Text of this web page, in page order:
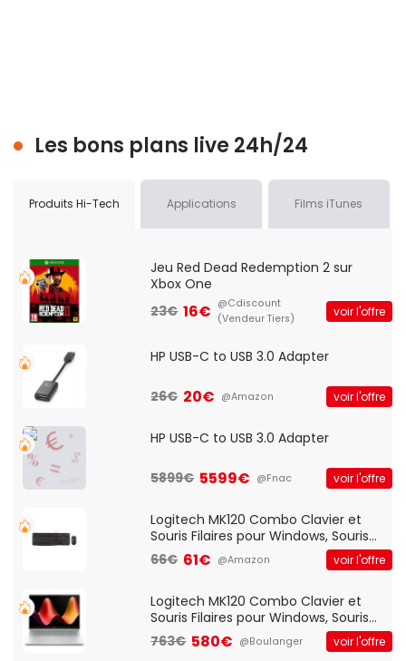
Les bons plans live 24h/24
Produits Hi-Tech Applications Films iTunes
Jeu Red Dead Redemption 2 sur
Xbox One
23€ 16€ @Cdiscount
(Vendeur Tiers)
voir l'offre
HP USB-C to USB 3.0 Adapter
26€ 20€ @Amazon voir l'offre
HP USB-C to USB 3.0 Adapter
5899€ 5599€ @Fnac voir l'offre
Logitech MK120 Combo Clavier et
Souris Filaires pour Windows, Souris
Optique Filaire, Connexion USB Plug
And Play, Confortable, Taille
QWERTY UK - Noir
66€ 61€ @Amazon voir l'offre
Logitech MK120 Combo Clavier et
Souris Filaires pour Windows, Souris
Optique Filaire, Connexion USB Plug
And Play, Confortable, Taille
763€ 580€ @Boulanger voir l'offre